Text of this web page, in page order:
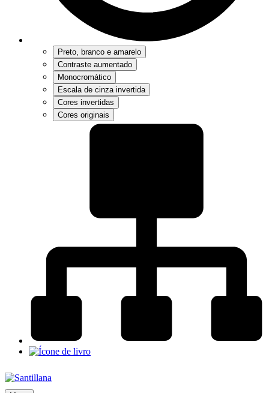
Preto, branco e amarelo
Contraste aumentado
Monocromático
Escala de cinza invertida
Cores invertidas
Cores originais